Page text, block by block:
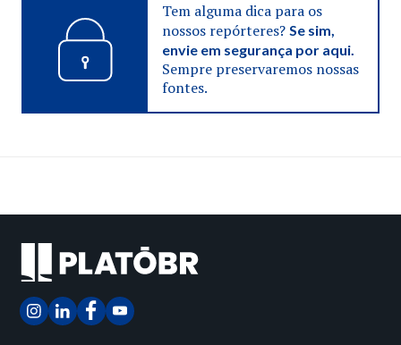
Tem alguma dica para os
nossos repórteres? Se sim,
envie em segurança por aqui.
Sempre preservaremos nossas
fontes.